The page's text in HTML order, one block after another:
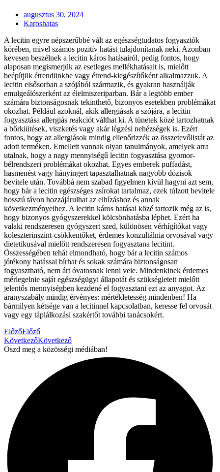
augusztus 30, 2024
Karoshatas
A lecitin egyre népszerűbbé vált az egészségtudatos fogyasztók
körében, mivel számos pozitív hatást tulajdonítanak neki. Azonban
kevesen beszélnek a lecitin káros hatásairól, pedig fontos, hogy
alaposan megismerjük az esetleges mellékhatásait is, mielőtt
beépítjük étrendünkbe vagy étrend-kiegészítőként alkalmazzuk. A
lecitin elsősorban a szójából származik, és gyakran használják
emulgeálószerként az élelmiszeriparban. Bár a legtöbb ember
számára biztonságosnak tekinthető, bizonyos esetekben problémákat
okozhat. Például azoknál, akik allergiásak a szójára, a lecitin
fogyasztása allergiás reakciót válthat ki. A tünetek közé tartozhatnak
a bőrkiütések, viszketés vagy akár légzési nehézségek is. Ezért
fontos, hogy az allergiások mindig ellenőrizzék az összetevőlistát az
adott terméken. Emellett vannak olyan tanulmányok, amelyek arra
utalnak, hogy a nagy mennyiségű lecitin fogyasztása gyomor-
bélrendszeri problémákat okozhat. Egyes emberek puffadást,
hasmenést vagy hányingert tapasztalhatnak nagyobb dózisok
bevitele után. Továbbá nem szabad figyelmen kívül hagyni azt sem,
hogy bár a lecitin egészséges zsírokat tartalmaz, ezek túlzott bevitele
hosszú távon hozzájárulhat az elhízáshoz és annak
következményeihez. A lecitin káros hatásai közé tartozik még az is,
hogy bizonyos gyógyszerekkel kölcsönhatásba léphet. Ezért ha
valaki rendszeresen gyógyszert szed, különösen vérhígítókat vagy
koleszterinszint-csökkentőket, érdemes konzultálnia orvosával vagy
dietetikusával mielőtt rendszeresen fogyasztana lecitint.
Összességében tehát elmondható, hogy bár a lecitin számos
jótékony hatással bírhat és sokak számára biztonságosan
fogyasztható, nem árt óvatosnak lenni vele. Mindenkinek érdemes
mérlegelnie saját egészségügyi állapotát és szükségleteit mielőtt
jelentős mennyiségben kezdené el fogyasztani ezt az anyagot. Az
aranyszabály mindig érvényes: mértékletesség mindenben! Ha
bármilyen kétsége van a lecitinnel kapcsolatban, keresse fel orvosát
vagy egy táplálkozási szakértőt további tanácsokért.
ElőzőElőző
KövetkezőKövetkező
Oszd meg a közösségi médiában!